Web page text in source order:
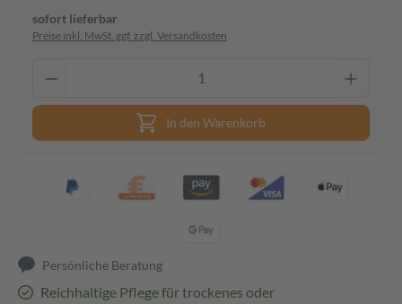
sofort lieferbar
Preise inkl. MwSt. ggf. zzgl. Versandkosten
In den Warenkorb
Persönliche Beratung
Reichhaltige Pflege für trockenes oder